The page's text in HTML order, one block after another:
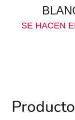
SE HACEN